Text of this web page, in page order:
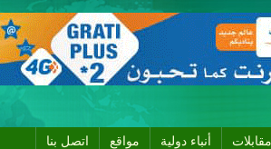
مقابلات أنباء دولية مواقع اتصل بنا